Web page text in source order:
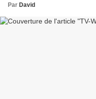
Par David